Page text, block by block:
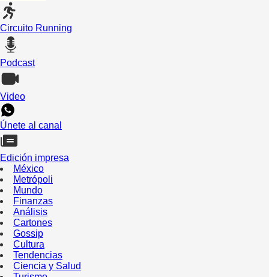
Circuito Running
Podcast
Video
Únete al canal
Edición impresa
México
Metrópoli
Mundo
Finanzas
Análisis
Cartones
Gossip
Cultura
Tendencias
Ciencia y Salud